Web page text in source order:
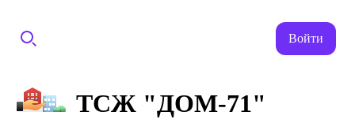
Войти
ТСЖ "ДОМ-71"